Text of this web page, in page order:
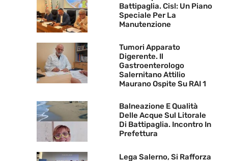
Battipaglia. Cisl: Un Piano
Speciale Per La
Manutenzione
Tumori Apparato
Digerente. Il
Gastroenterologo
Salernitano Attilio
Maurano Ospite Su RAI 1
Balneazione E Qualità
Delle Acque Sul Litorale
Di Battipaglia. Incontro In
Prefettura
Lega Salerno, Si Rafforza